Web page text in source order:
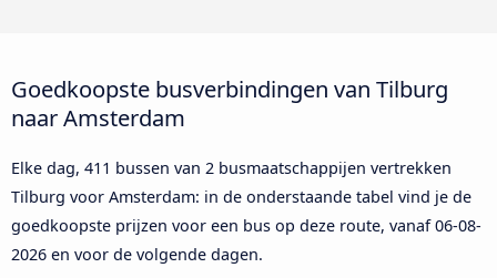
Goedkoopste busverbindingen van Tilburg
naar Amsterdam
Elke dag, 411 bussen van 2 busmaatschappijen vertrekken
Tilburg voor Amsterdam: in de onderstaande tabel vind je de
goedkoopste prijzen voor een bus op deze route, vanaf06-08-
2026 en voor de volgende dagen.